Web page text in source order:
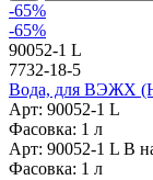
-65%
-65%
90052-1 L
7732-18-5
Вода, для ВЭЖХ
Арт: 90052-1 L
Фасовка: 1 л
Арт: 90052-1 L В
Фасовка: 1 л